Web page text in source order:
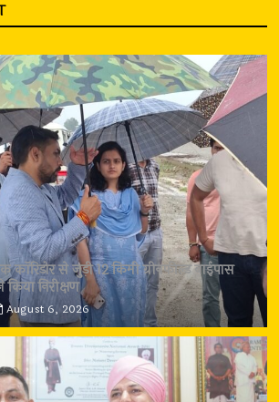
कॉरिडोर से जुड़ी 12 किमी ग्रीनफील्ड बाईपास
किया निरीक्षण
August 6, 2026